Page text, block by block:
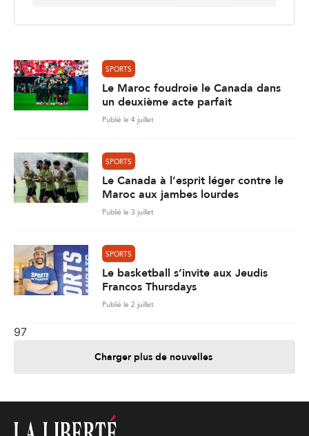
SPORTS
Le Maroc foudroie le Canada dans
un deuxième acte parfait
Publié le 4 juillet
SPORTS
Le Canada à l’esprit léger contre le
Maroc aux jambes lourdes
Publié le 3 juillet
SPORTS
Le basketball s’invite aux Jeudis
Francos Thursdays
Publié le 2 juillet
97
Charger plus de nouvelles